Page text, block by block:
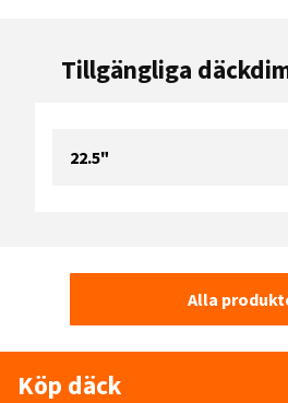
Tillgängliga
22.5"
Alla
Köp däck